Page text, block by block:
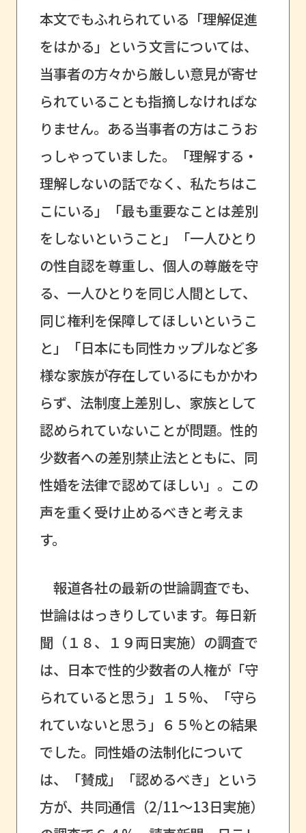
本文でもふれられている「理解促進
をはかる」という文言については、
当事者の方々から厳しい意見が寄せ
られていることも指摘しなければな
りません。ある当事者の方はこうお
っしゃっていました。「理解する・
理解しないの話でなく、私たちはこ
こにいる」「最も重要なことは差別
をしないということ」「一人ひとり
の性自認を尊重し、個人の尊厳を守
る、一人ひとりを同じ人間として、
同じ権利を保障してほしいというこ
と」「日本にも同性カップルなど多
様な家族が存在しているにもかかわ
らず、法制度上差別し、家族として
認められていないことが問題。性的
少数者への差別禁止法とともに、同
性婚を法律で認めてほしい」。この
声を重く受け止めるべきと考えま
す。
報道各社の最新の世論調査でも、
世論ははっきりしています。毎日新
聞（１８、１９両日実施）の調査で
は、日本で性的少数者の人権が「守
られていると思う」１５%、「守ら
れていないと思う」６５%との結果
でした。同性婚の法制化について
は、「賛成」「認めるべき」という
方が、共同通信（2/11～13日実施）